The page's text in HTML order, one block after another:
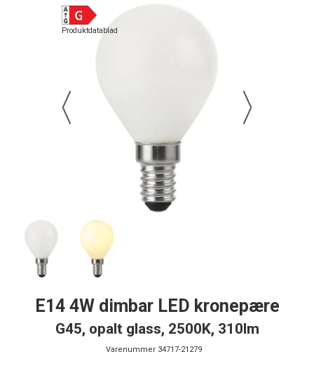
Produktdatablad
E14 4W dimbar LED kronepære
G45, opalt glass, 2500K, 310lm
Varenummer 34717-21279